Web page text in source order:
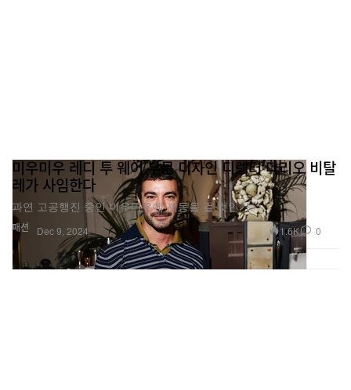
패션
미우미우 레디 투 웨어 부문 디자인 디렉터 다리오 비탈
레가 사임한다
과연 고공행진 중인 미우미우에 제동을 걸 것인가.
Dec 9, 2024 1.6K 0